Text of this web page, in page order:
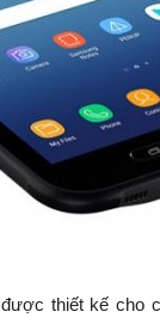
được thiết kế cho